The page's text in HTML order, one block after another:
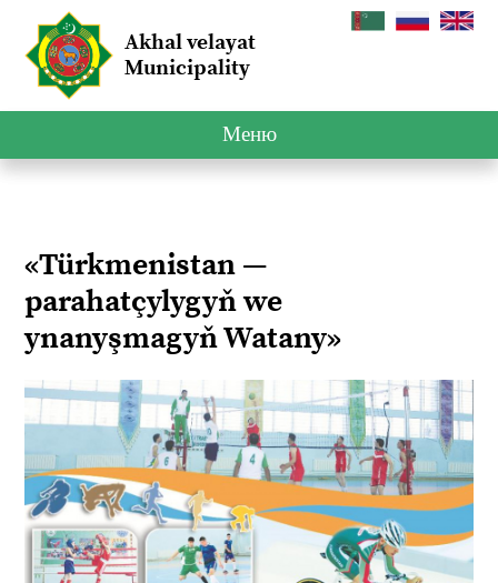
Akhal velayat
Municipality
Меню
«Türkmenistan —
parahatçylygyň we
ynanyşmagyň Watany»